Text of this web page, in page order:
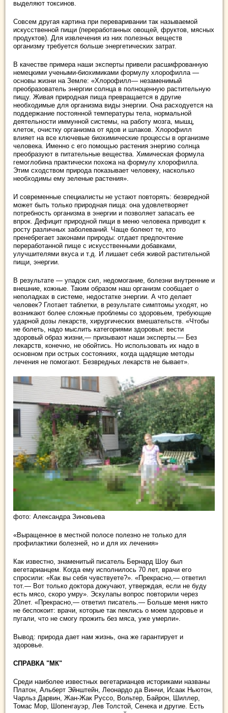
выделяют токсинов.
Совсем другая картина при переваривании так называемой
искусственной пищи (переработанных овощей, фруктов, мясных
продуктов). Для извлечения из них полезных веществ
организму требуется больше энергетических затрат.
В качестве примера наши эксперты привели расшифрованную
немецкими учеными-биохимиками формулу хлорофилла —
основы жизни на Земле: «Хлорофилл— незаменимый
преобразователь энергии солнца в полноценную растительную
пищу. Живая природная пища превращается в другие
необходимые для организма виды энергии. Она расходуется на
поддержание постоянной температуры тела, нормальной
деятельности иммунной системы, на работу мозга, мышц,
клеток, очистку организма от ядов и шлаков. Хлорофилл
влияет на все ключевые биохимические процессы в организме
человека. Именно с его помощью растения энергию солнца
преобразуют в питательные вещества. Химическая формула
гемоглобина практически похожа на формулу хлорофилла.
Этим сходством природа показывает человеку, насколько
необходимы ему зеленые растения».
И современные специалисты не устают повторять: безвредной
может быть только природная пища: она удовлетворяет
потребность организма в энергии и позволяет запасать ее
впрок. Дефицит природной пищи в меню человека приводит к
росту различных заболеваний. Чаще болеют те, кто
пренебрегает законами природы: отдает предпочтение
переработанной пище с искусственными добавками,
улучшителями вкуса и т.д. И лишает себя живой растительной
пищи, энергии.
В результате — упадок сил, недомогание, болезни внутренние и
внешние, кожные. Таким образом наш организм сообщает о
неполадках в системе, недостатке энергии. А что делает
человек? Глотает таблетки, в результате симптомы уходят, но
возникают более сложные проблемы со здоровьем, требующие
ударной дозы лекарств, хирургических вмешательств. «Чтобы
не болеть, надо мыслить категориями здоровья: вести
здоровый образ жизни,— призывают наши эксперты.— Без
лекарств, конечно, не обойтись. Но использовать их надо в
основном при острых состояниях, когда щадящие методы
лечения не помогают. Безвредных лекарств не бывает».
фото: Александра Зиновьева
«Выращенное в местной полосе полезно не только для
профилактики болезней, но и для их лечения»
Как известно, знаменитый писатель Бернард Шоу был
вегетарианцем. Когда ему исполнилось 70 лет, врачи его
спросили: «Как вы себя чувствуете?». «Прекрасно,— ответил
тот.— Вот только доктора докучают, утверждая, если не буду
есть мясо, скоро умру». Эскулапы вопрос повторили через
20лет. «Прекрасно,— ответил писатель.— Больше меня никто
не беспокоит: врачи, которые так пеклись о моем здоровье и
пугали, что не смогу прожить без мяса, уже умерли».
Вывод: природа дает нам жизнь, она же гарантирует и
здоровье.
СПРАВКА "МК"
Среди наиболее известных вегетарианцев историками названы
Платон, Альберт Эйнштейн, Леонардо да Винчи, Исаак Ньютон,
Чарльз Дарвин, Жан-Жак Руссо, Вольтер, Байрон, Шиллер,
Томас Мор, Шопенгауэр, Лев Толстой, Сенека и другие. Есть